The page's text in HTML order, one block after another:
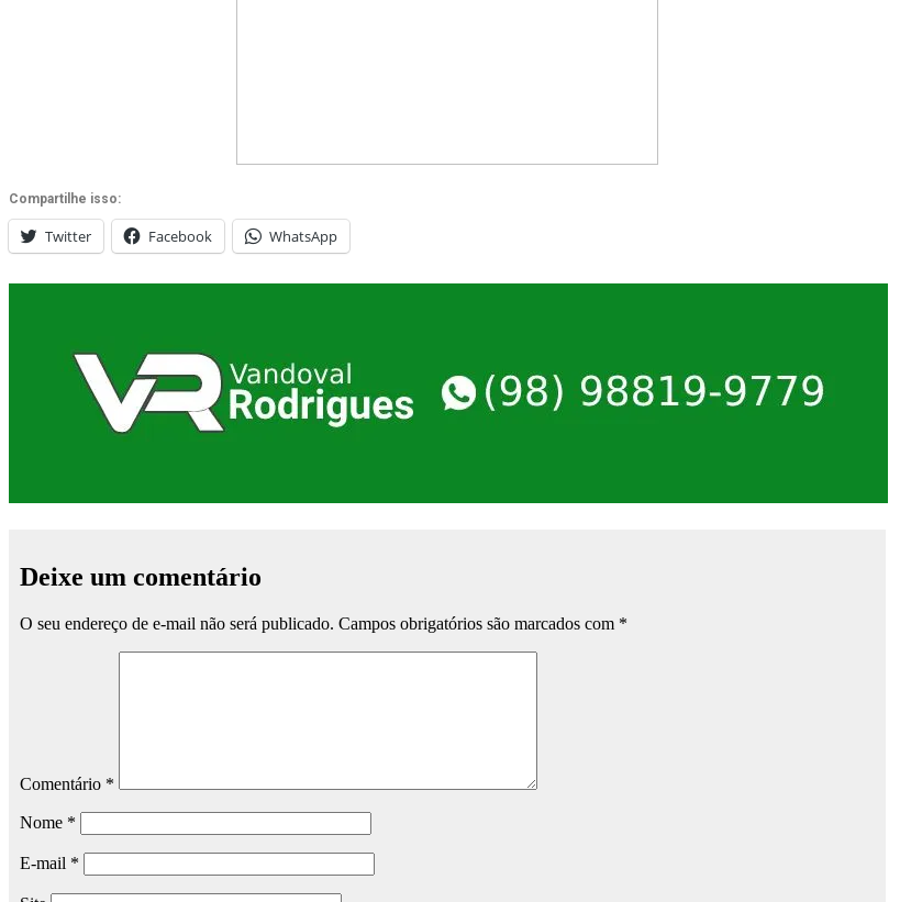
Compartilhe isso:
Twitter Facebook WhatsApp
Deixe um comentário
O seu endereço de e-mail não será publicado. Campos obrigatórios são marcados com *
Comentário *
Nome *
E-mail *